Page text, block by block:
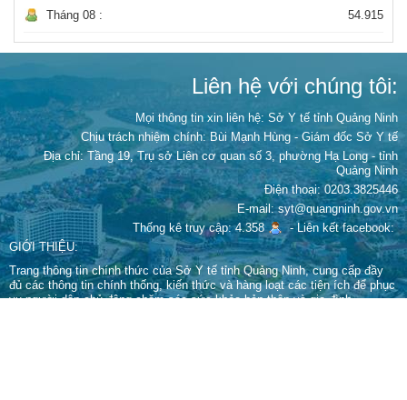
Tháng 08 : 54.915
Liên hệ với chúng tôi:
Mọi thông tin xin liên hệ: Sở Y tế tỉnh Quảng Ninh
Chịu trách nhiệm chính: Bùi Mạnh Hùng - Giám đốc Sở Y tế
Địa chỉ: Tầng 19, Trụ sở Liên cơ quan số 3, phường Hạ Long - tỉnh
Quảng Ninh
Điện thoại: 0203.3825446
E-mail: syt@quangninh.gov.vn
Thống kê truy cập: 4.358
-Liên kết facebook:
GIỚI THIỆU:
Trang thông tin chính thức của Sở Y tế tỉnh Quảng Ninh, cung cấp đầy
đủ các thông tin chính thống, kiến thức và hàng loạt các tiện ích để phục
vụ người dân chủ động chăm sóc sức khỏe bản thân và gia đình.